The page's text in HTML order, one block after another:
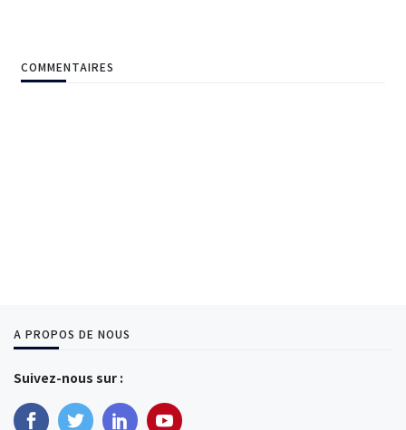
COMMENTAIRES
A PROPOS DE NOUS
Suivez-nous sur :